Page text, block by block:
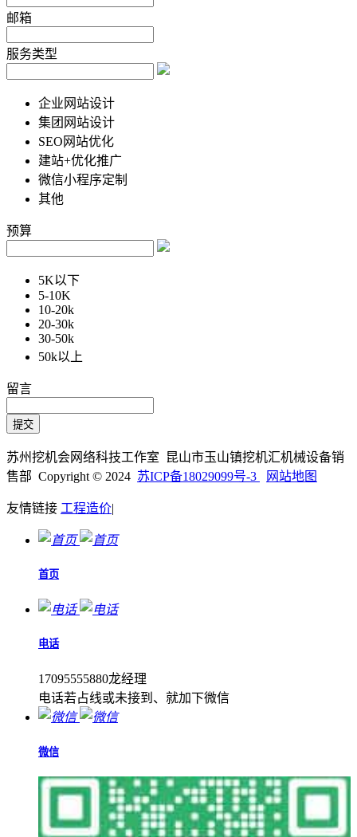
邮箱
服务类型
企业网站设计
集团网站设计
SEO网站优化
建站+优化推广
微信小程序定制
其他
预算
5K以下
5-10K
10-20k
20-30k
30-50k
50k以上
留言
苏州挖机会网络科技工作室 昆山市玉山镇挖机汇机械设备销
售部 Copyright © 2024 苏ICP备18029099号-3 网站地图
友情链接 工程造价|
首页
电话
17095555880龙经理
电话若占线或未接到、就加下微信
微信